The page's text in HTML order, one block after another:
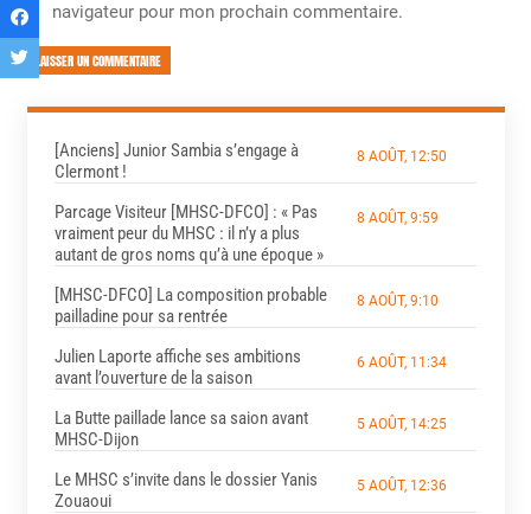
navigateur pour mon prochain commentaire.
LAISSER UN COMMENTAIRE
[Anciens] Junior Sambia s’engage à
Clermont !
8 AOÛT, 12:50
Parcage Visiteur [MHSC-DFCO] : « Pas
vraiment peur du MHSC : il n’y a plus
autant de gros noms qu’à une époque »
8 AOÛT, 9:59
[MHSC-DFCO] La composition probable
pailladine pour sa rentrée
8 AOÛT, 9:10
Julien Laporte affiche ses ambitions
avant l’ouverture de la saison
6 AOÛT, 11:34
La Butte paillade lance sa saion avant
MHSC-Dijon
5 AOÛT, 14:25
Le MHSC s’invite dans le dossier Yanis
Zouaoui
5 AOÛT, 12:36